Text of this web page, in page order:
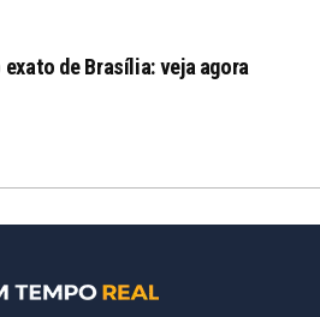
exato de Brasília: veja agora